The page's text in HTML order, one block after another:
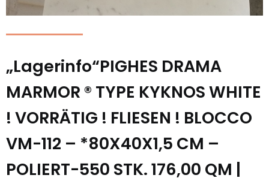
„Lagerinfo“PIGHES DRAMA
MARMOR ® TYPE KYKNOS WHITE
! VORRÄTIG ! FLIESEN ! BLOCCO
VM-112 – *80X40X1,5 CM –
POLIERT-550 STK. 176,00 QM |